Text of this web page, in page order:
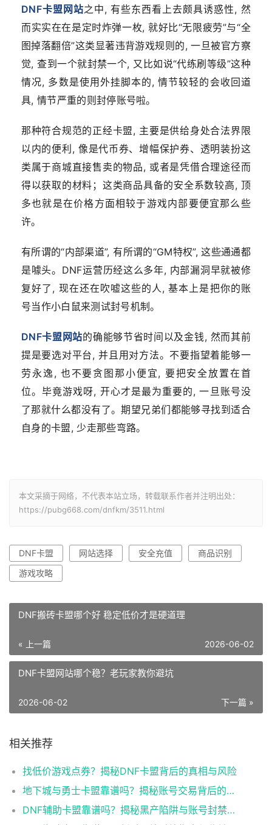
DNF卡盟网站之中, 有些东西看上去颇具诱惑性, 然
而实实在在是定时炸弹一枚, 就好比“无限疲劳”与“全
图掉落翻倍”这类显著违背游戏规则的, 一旦被官方察
觉, 查到一个就封禁一个, 又比如说“代练刷等级”这种
情况, 多数是使用外挂脚本的, 情节较轻的会收回道
具, 情节严重的则封停账号啦。
那种符合规范的正经卡盟, 主要是供给身处合法界限
以内的便利, 像是代币券、增幅保护券、透明装扮这
类属于商城直接售卖的物品, 或者是凭借合理途径而
得以获取的材料；这类商品具备的安全系数较高, 顶
多也就是在价格方面相较于游戏内部要便宜那么些
许。
有所谓的“内部渠道”, 有所谓的“GM特权”, 这些通通都
是噱头。DNF运营历经这么多年, 内部漏洞早就被修
复好了, 现在还在吹嘘这些的人, 基本上是把你的账
号当作小白鼠来测试封号机制。
DNF卡盟网站的确能够节省时间以及金钱, 然而其前
提是要选对平台, 并且用对方法。不要指望着能够一
劳永逸, 也不要贪图那小便宜, 要把安全放置在首
位。毕竟游戏呀, 开心才是最为重要的, 一旦账号没
了那就什么都没有了。期望兄弟们都能够寻找到适合
自身的卡盟, 少走那些弯路。
本文采摘于网络，不代表本站立场，转载联系作者并注明出处：
https://pubg668.com/dnfkm/3511.html
DNF卡盟 网站选择 安全充值
商品识别
游戏攻略
DNF搬砖卡盟哪个好 稳定低价才是硬道理
« 上一篇 2026-06-02
DNF卡盟网站哪个稳？老玩家教你避坑
下一篇 »
2026-06-02
相关推荐
找低价游戏点券？揭秘DNF卡盟背后的真相与风险
地下城与勇士卡盟靠谱吗？揭秘账号交易背后的风险与陷阱
DNF辅助卡盟靠谱吗？揭秘黑产陷阱与账号封禁真相